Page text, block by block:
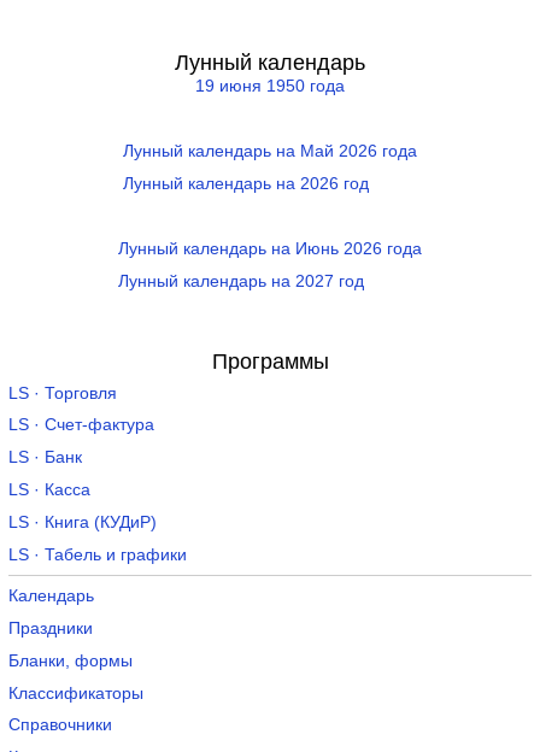
Лунный календарь
19 июня 1950 года
Лунный календарь на Май 2026 года
Лунный календарь на 2026 год
Лунный календарь на Июнь 2026 года
Лунный календарь на 2027 год
Программы
LS · Торговля
LS · Счет-фактура
LS · Банк
LS · Касса
LS · Книга (КУДиР)
LS · Табель и графики
Календарь
Праздники
Бланки, формы
Классификаторы
Справочники